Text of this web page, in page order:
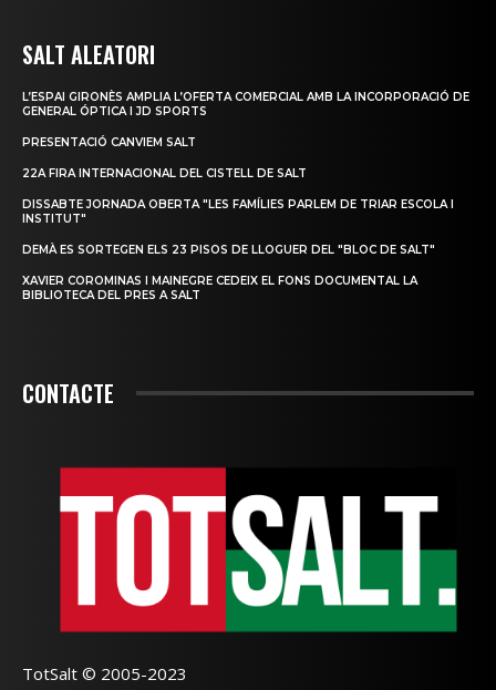
SALT ALEATORI
L’ESPAI GIRONÈS AMPLIA L’OFERTA COMERCIAL AMB LA INCORPORACIÓ DE
GENERAL ÓPTICA I JD SPORTS
PRESENTACIÓ CANVIEM SALT
22A FIRA INTERNACIONAL DEL CISTELL DE SALT
DISSABTE JORNADA OBERTA "LES FAMÍLIES PARLEM DE TRIAR ESCOLA I
INSTITUT"
DEMÀ ES SORTEGEN ELS 23 PISOS DE LLOGUER DEL "BLOC DE SALT"
XAVIER COROMINAS I MAINEGRE CEDEIX EL FONS DOCUMENTAL LA
BIBLIOTECA DEL PRES A SALT
CONTACTE
TotSalt © 2005-2023